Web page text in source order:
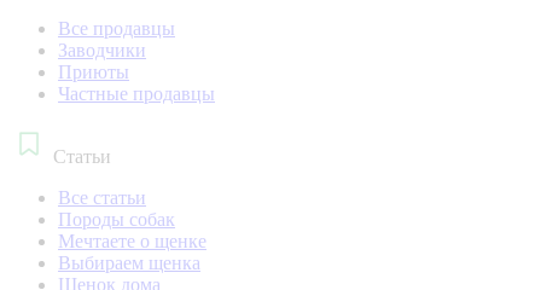
Все продавцы
Заводчики
Приюты
Частные продавцы
Статьи
Все статьи
Породы собак
Мечтаете о щенке
Выбираем щенка
Щенок дома